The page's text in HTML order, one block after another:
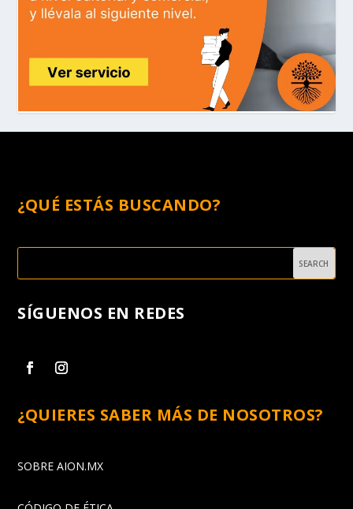
¿QUÉ ESTÁS BUSCANDO?
SÍGUENOS EN REDES
¿QUIERES SABER MÁS DE NOSOTROS?
SOBRE AION.MX